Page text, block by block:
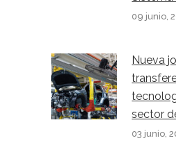
09 junio,
Nueva
sector
03 junio,